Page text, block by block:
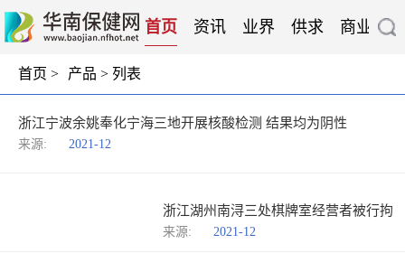
首页 资讯 业界 供求 商业
首页 > 产品 > 列表
浙江宁波余姚奉化宁海三地开展核酸检测 结果均为阴性
来源: 2021-12
浙江湖州南浔三处棋牌室经营者被行拘
来源: 2021-12